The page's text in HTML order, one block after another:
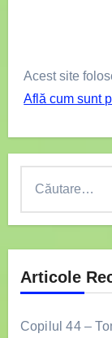
Acest site
Află cum sunt
Articole
Copilul 44 –